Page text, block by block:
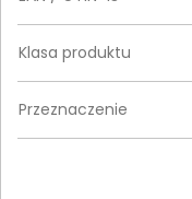
Klasa produktu
Przeznaczenie